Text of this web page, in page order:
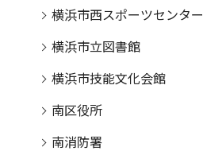
横浜市西スポーツセンター
横浜市立図書館
横浜市技能文化会館
南区役所
南消防署